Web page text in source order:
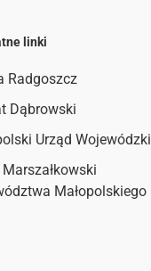
linki
Radgoszcz
Dąbrowski
Urząd Wojewódzki
Małopolskiego